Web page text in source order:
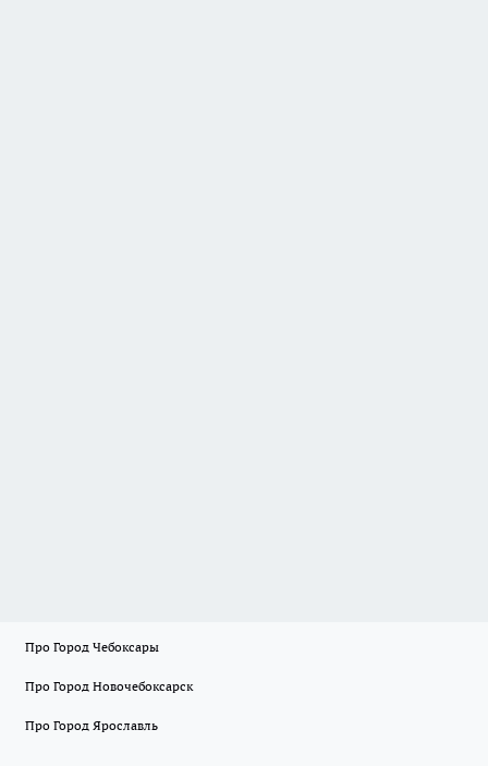
Про Город Чебоксары
Про Город Новочебоксарск
Про Город Ярославль